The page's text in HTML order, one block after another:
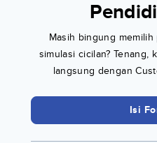
Masih bingung
simulasi cicilan? Tenang,
langsung dengan
Isi